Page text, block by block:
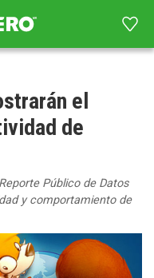
el
de
Público de Datos
y comportamiento de